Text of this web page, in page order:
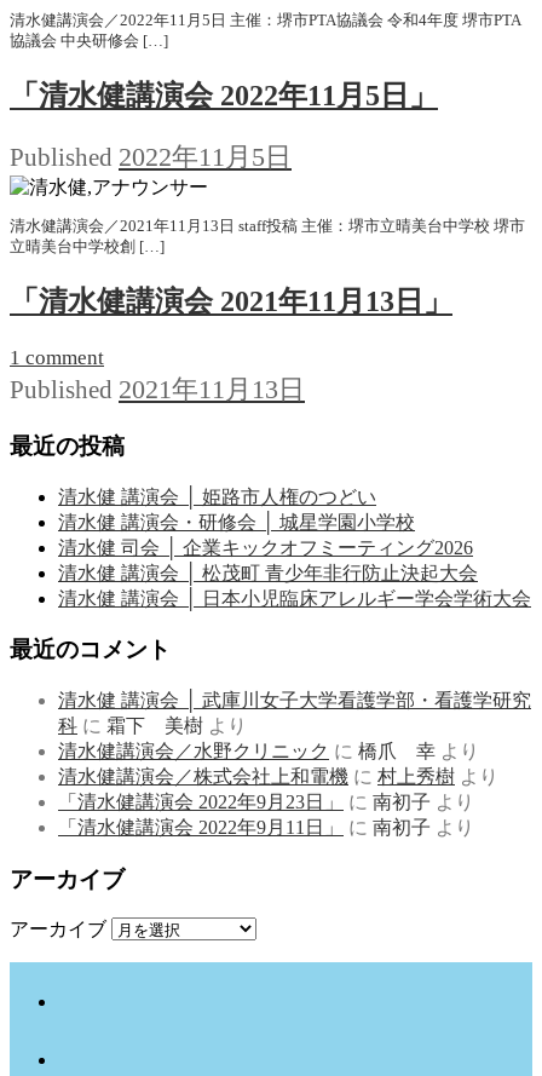
清水健講演会／2022年11月5日 主催：堺市PTA協議会 令和4年度 堺市PTA
協議会 中央研修会 […]
「清水健講演会 2022年11月5日」
Published 2022年11月5日
清水健講演会／2021年11月13日 staff投稿 主催：堺市立晴美台中学校 堺市
立晴美台中学校創 […]
「清水健講演会 2021年11月13日」
1 comment
Published 2021年11月13日
最近の投稿
清水健 講演会 │ 姫路市人権のつどい
清水健 講演会・研修会 │ 城星学園小学校
清水健 司会 │ 企業キックオフミーティング2026
清水健 講演会 │ 松茂町 青少年非行防止決起大会
清水健 講演会 │ 日本小児臨床アレルギー学会学術大会
最近のコメント
清水健 講演会 │ 武庫川女子大学看護学部・看護学研究
科 に 霜下 美樹 より
清水健講演会／水野クリニック に 橋爪 幸 より
清水健講演会／株式会社上和電機 に 村上秀樹 より
「清水健講演会 2022年9月23日」
に 南初子 より
「清水健講演会 2022年9月11日」
に 南初子 より
アーカイブ
アーカイブ